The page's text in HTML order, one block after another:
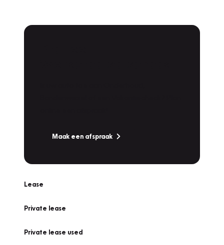
Maak een afspraak
Lease
Private lease
Private lease used